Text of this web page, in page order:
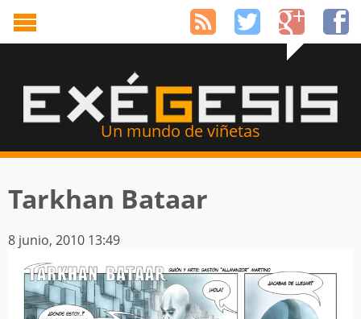
Un mundo de viñetas
Tarkhan Bataar
8 junio, 2010 13:49